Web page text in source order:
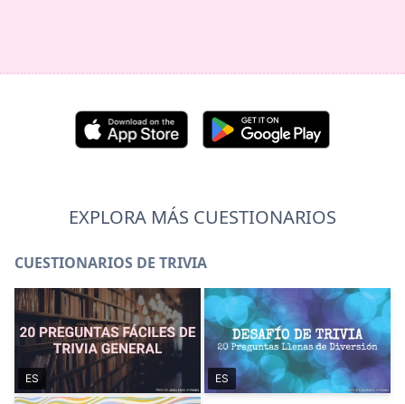
EXPLORA MÁS CUESTIONARIOS
CUESTIONARIOS DE TRIVIA
ES ES